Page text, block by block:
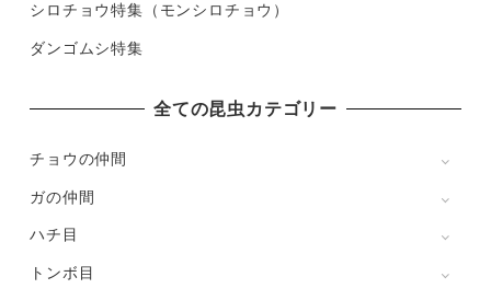
シロチョウ特集（モンシロチョウ）
ダンゴムシ特集
全ての昆虫カテゴリー
チョウの仲間
ガの仲間
ハチ目
トンボ目